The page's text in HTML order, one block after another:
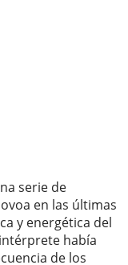
serie de
en las últimas
y energética del
había
de los